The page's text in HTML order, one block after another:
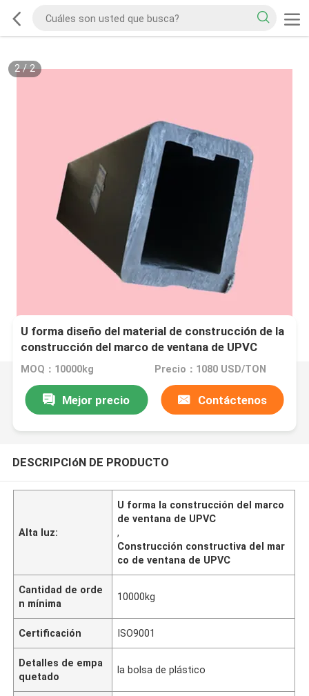
2/2
U forma diseño del material de construcción de la
construcción del marco de ventana de UPVC
diverso
MOQ：10000kg Precio：1080 USD/TON
Mejor precio Contáctenos
DESCRIPCIóN DE PRODUCTO
Alta luz:
U forma la construcción del marco
de ventana de UPVC
,
Construcción constructiva del mar
co de ventana de UPVC
Cantidad de orde
n mínima
10000kg
Certificación ISO9001
Detalles de empa
quetado
la bolsa de plástico